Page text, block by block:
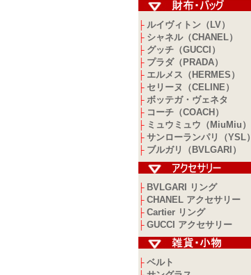
├ ルイヴィトン（LV）
├ シャネル（CHANEL）
├ グッチ（GUCCI）
├ プラダ（PRADA）
├ エルメス（HERMES）
├ セリーヌ（CELINE）
├ ボッテガ・ヴェネタ
├ コーチ（COACH）
├ ミュウミュウ（MiuMiu）
├ サンローランパリ（YSL）
├ ブルガリ（BVLGARI）
├ BVLGARI リング
├ CHANEL アクセサリー
├ Cartier リング
├ GUCCI アクセサリー
├ ベルト